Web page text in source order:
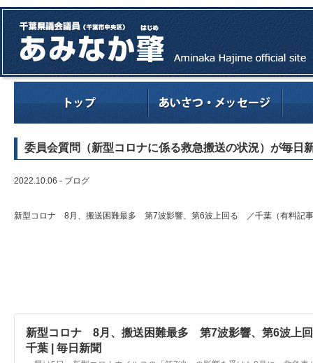
委員会質問（新型コロナに係る救急搬送の状況）が毎日
2022.10.06 - ブログ
新型コロナ 8月、搬送困難最多 第7波影響、第6波上回る ／千葉（有料記
新型コロナ 8月、搬送困難最多 第7波影響、第6波上
千葉 | 毎日新聞